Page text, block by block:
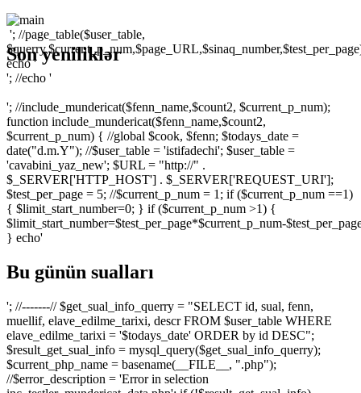
Son yeniliklər
'; //page_table($user_table,
echo '
'; //echo '
'; //include_mundericat($fenn_name,$count2, $current_p_num);
function include_mundericat($fenn_name,$count2,
$current_p_num) { //global $cook, $fenn; $todays_date =
date("d.m.Y"); //$user_table = 'istifadechi'; $user_table =
'cavabini_yaz_new'; $URL = "http://" .
$_SERVER['HTTP_HOST'] . $_SERVER['REQUEST_URI'];
$test_per_page = 5; //$current_p_num = 1; if ($current_p_num ==1)
{ $limit_start_number=0; } if ($current_p_num >1) {
$limit_start_number=$test_per_page*$current_p_num-
} echo'
Bu günün sualları
'; //-------// $get_sual_info_querry = "SELECT id, sual, fenn,
muellif, elave_edilme_tarixi, descr FROM $user_table WHERE
elave_edilme_tarixi = '$todays_date' ORDER by id DESC";
$result_get_sual_info = mysql_query($get_sual_info_querry);
$current_php_name = basename(__FILE__, ".php");
//$error_description = 'Error in selection